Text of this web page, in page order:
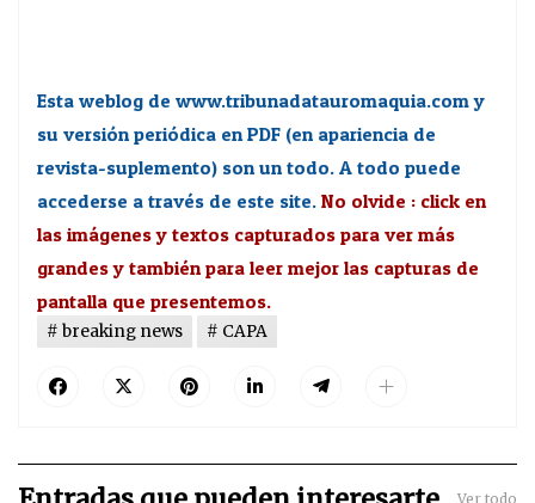
Esta weblog de www.tribunadatauromaquia.com y
su versión periódica en PDF (en apariencia de
revista-suplemento) son un todo. A todo puede
accederse a través de este site. No olvide : click en
las imágenes y textos capturados para ver más
grandes y también para leer mejor las capturas de
pantalla que presentemos.
breaking news CAPA
Ver todo